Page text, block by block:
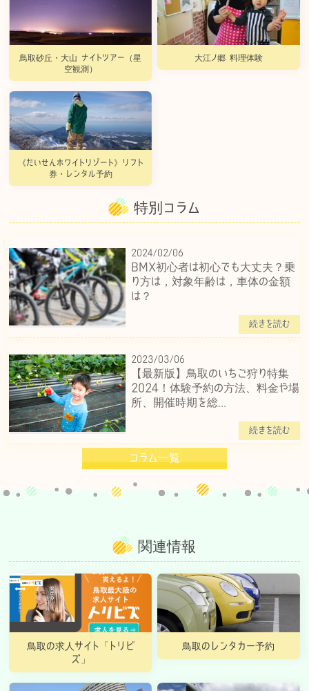
鳥取砂丘・大山 ナイトツアー（星
空観測）
大江ノ郷 料理体験
《だいせんホワイトリゾート》リフト
券・レンタル予約
特別コラム
2024/02/06
BMX初心者は初心でも大丈夫？乗
り方は，対象年齢は，車体の金額
は？
続きを読む
2023/03/06
【最新版】鳥取のいちご狩り特集
2024！体験予約の方法、料金や場
所、開催時期を総...
続きを読む
コラム一覧
関連情報
鳥取の求人サイト「トリビ
ズ」
鳥取のレンタカー予約